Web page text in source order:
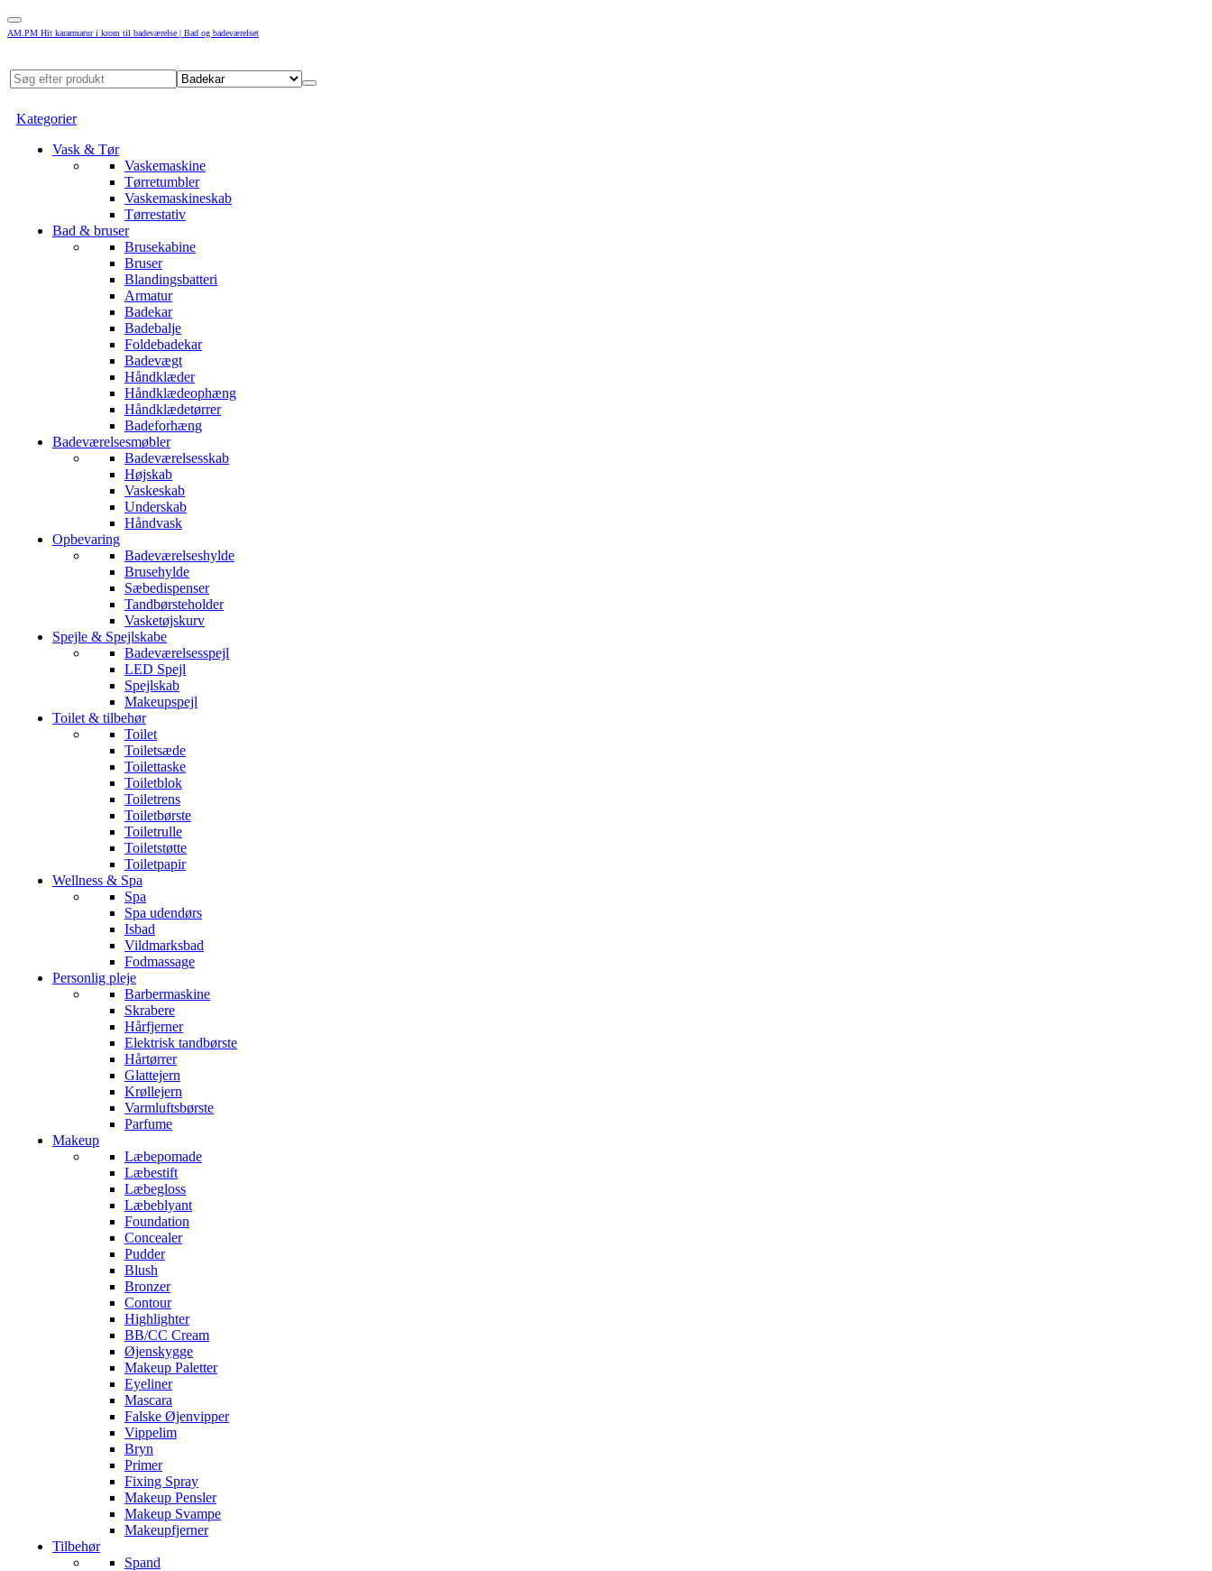
AM.PM Hit kararmatur i krom til badeværelse | Bad og badeværelset
Kategorier
Vask & Tør
Vaskemaskine
Tørretumbler
Vaskemaskineskab
Tørrestativ
Bad & bruser
Brusekabine
Bruser
Blandingsbatteri
Armatur
Badekar
Badebalje
Foldebadekar
Badevægt
Håndklæder
Håndklædeophæng
Håndklædetørrer
Badeforhæng
Badeværelsesmøbler
Badeværelsesskab
Højskab
Vaskeskab
Underskab
Håndvask
Opbevaring
Badeværelseshylde
Brusehylde
Sæbedispenser
Tandbørsteholder
Vasketøjskurv
Spejle & Spejlskabe
Badeværelsesspejl
LED Spejl
Spejlskab
Makeupspejl
Toilet & tilbehør
Toilet
Toiletsæde
Toilettaske
Toiletblok
Toiletrens
Toiletbørste
Toiletrulle
Toiletstøtte
Toiletpapir
Wellness & Spa
Spa
Spa udendørs
Isbad
Vildmarksbad
Fodmassage
Personlig pleje
Barbermaskine
Skrabere
Hårfjerner
Elektrisk tandbørste
Hårtørrer
Glattejern
Krøllejern
Varmluftsbørste
Parfume
Makeup
Læbepomade
Læbestift
Læbegloss
Læbeblyant
Foundation
Concealer
Pudder
Blush
Bronzer
Contour
Highlighter
BB/CC Cream
Øjenskygge
Makeup Paletter
Eyeliner
Mascara
Falske Øjenvipper
Vippelim
Bryn
Primer
Fixing Spray
Makeup Pensler
Makeup Svampe
Makeupfjerner
Tilbehør
Spand